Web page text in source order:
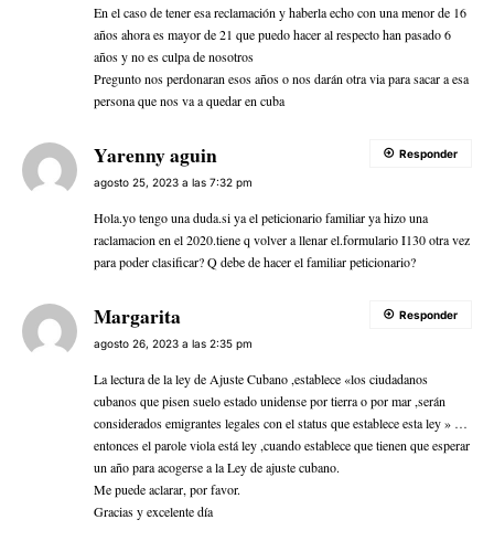
En el caso de tener esa reclamación y haberla echo con una menor de 16
años ahora es mayor de 21 que puedo hacer al respecto han pasado 6
años y no es culpa de nosotros
Pregunto nos perdonaran esos años o nos darán otra via para sacar a esa
persona que nos va a quedar en cuba
Yarenny aguin
agosto 25, 2023 a las 7:32 pm
Hola.yo tengo una duda.si ya el peticionario familiar ya hizo una
raclamacion en el 2020.tiene q volver a llenar el.formulario I130 otra vez
para poder clasificar? Q debe de hacer el familiar peticionario?
Responder
Margarita
agosto 26, 2023 a las 2:35 pm
La lectura de la ley de Ajuste Cubano ,establece «los ciudadanos
cubanos que pisen suelo estado unidense por tierra o por mar ,serán
considerados emigrantes legales con el status que establece esta ley » …
entonces el parole viola está ley ,cuando establece que tienen que esperar
un año para acogerse a la Ley de ajuste cubano.
Me puede aclarar, por favor.
Gracias y excelente día
Responder